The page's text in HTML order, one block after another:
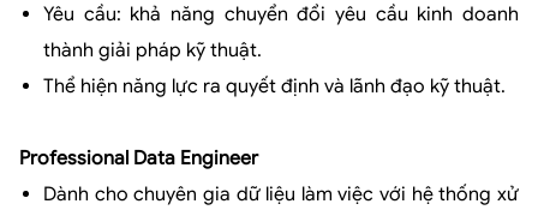
Yêu cầu: khả năng chuyển đổi yêu cầu kinh doanh
thành giải pháp kỹ thuật.
Thể hiện năng lực ra quyết định và lãnh đạo kỹ thuật.
Professional Data Engineer
Dành cho chuyên gia dữ liệu làm việc với hệ thống xử